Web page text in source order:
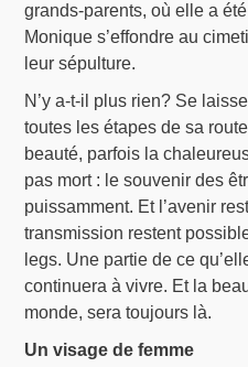
grands-parents, où elle a
Monique s’effondre au
leur sépulture.
N’y a-t-il plus rien? Se
toutes les étapes de sa
beauté, parfois la
pas mort : le souvenir des
puissamment. Et l’avenir
transmission restent
legs. Une partie de ce
continuera à vivre. Et la
monde, sera toujours là.
Un visage de femme